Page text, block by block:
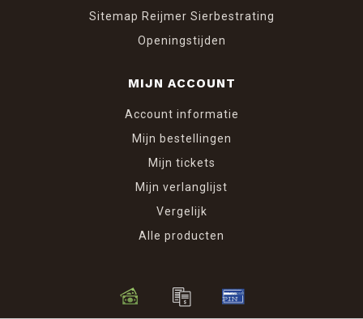
Sitemap Reijmer Sierbestrating
Openingstijden
MIJN ACCOUNT
Account informatie
Mijn bestellingen
Mijn tickets
Mijn verlanglijst
Vergelijk
Alle producten